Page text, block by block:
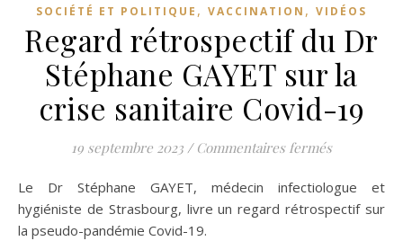
SOCIÉTÉ ET POLITIQUE , VACCINATION , VIDÉOS
Regard rétrospectif du Dr
Stéphane GAYET sur la
crise sanitaire Covid-19
19 septembre 2023 / Commentaires ferméssur Regard
Le Dr Stéphane GAYET, médecin infectiologue et
hygiéniste de Strasbourg, livre un regard rétrospectif sur
la pseudo-pandémie Covid-19.